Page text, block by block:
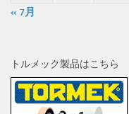
« 7月
トルメック製品はこちら